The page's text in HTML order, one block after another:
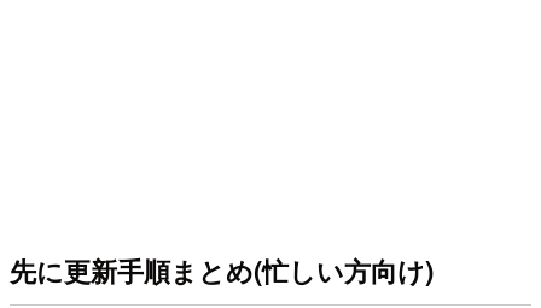
先に更新手順まとめ(忙しい方向け)